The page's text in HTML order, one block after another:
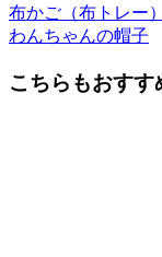
前
後
の
布かご（布トレー
わんちゃんの帽子
こちらもおすす